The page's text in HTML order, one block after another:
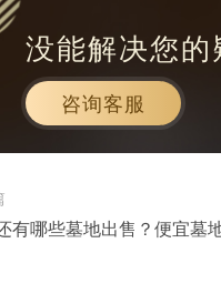
没能解决您
咨询客服
有哪些墓地出售？便宜墓